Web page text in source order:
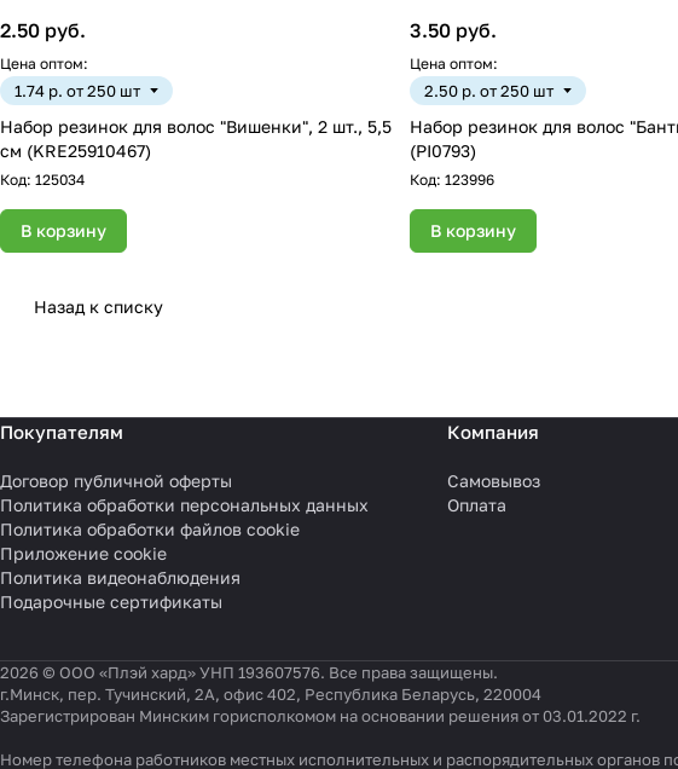
2.50 руб.
Цена оптом:
1.74 р. от 250 шт
Набор резинок для волос "Вишенки", 2 шт., 5,5
см (KRE25910467)
Код: 125034
В корзину
3.50 руб.
Цена оптом:
2.50 р. от 250 шт
Набор резинок для волос
(PI0793)
Код: 123996
В корзину
Назад к списку
Покупателям
Договор публичной оферты
Политика обработки персональных данных
Политика обработки файлов cookie
Приложение cookie
Политика видеонаблюдения
Подарочные сертификаты
Компания
Самовывоз
Оплата
2026 © ООО «Плэй хард» УНП 193607576. Все права защищены.
г.Минск, пер. Тучинский, 2А, офис 402, Республика Беларусь, 220004
Зарегистрирован Минским горисполкомом на основании решения от 03.01.2022 г.
Номер телефона работников местных исполнительных и распорядительных органов